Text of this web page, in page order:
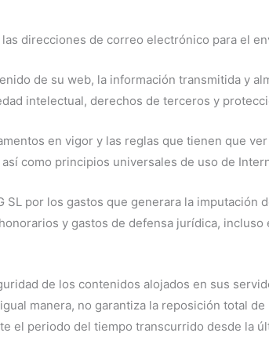
direcciones de correo electrónico para el
de su web, la información transmitida y
intelectual, derechos de terceros y
en vigor y las reglas que tienen que
como principios universales de uso de
SL por los gastos que generara la imputación
y gastos de defensa jurídica,
de los contenidos alojados en sus
manera, no garantiza la reposición total
el periodo del tiempo transcurrido desde la